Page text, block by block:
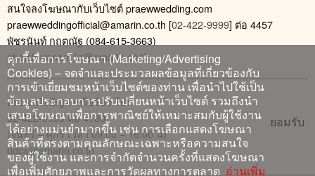
สนใจลงโฆษณากับเว็บไซต์ praewwedding.com
praewweddingofficial@amarin.co.th [02-422-9999] ต่อ 4457
พัชรนันท์ กฤตณัฐ (084-615-3663)
phatcharanan_kr@amarin.co.th
ติดต่อแจ้งปัญหาหรือร้องเรียน
02-422-9999 ต่อ 4180
(จันทร์ – ศุกร์ เวลา 09.00 – 18.00 น)
bdcx@amarin.co.th
คุกกี้เพื่อการโฆษณา (Marketing/Advertising
Cookies) – จดจำและประมวลผลข้อมูลที่เกี่ยวข้องกับ
การเข้าเยี่ยมชมหน้าเว็บไซต์ของท่าน เพื่อนำไปใช้เป็น
ข้อมูลประกอบการปรับเปลี่ยนหน้าเว็บไซต์ รวมถึงนำ
เสนอโฆษณาเพื่อการพาณิชย์ให้เหมาะสมกับผู้ใช้งาน
ได้อย่างแม่นยำมากขึ้น เช่น การเลือกแสดงโฆษณา
สินค้าที่ตรงตามคุณลักษณะเฉพาะหรือความสนใจ
ของผู้ใช้งาน และการจำกัดจำนวนครั้งที่แสดงโฆษณา
เพื่อเพิ่มศักยภาพและการวัดผลทางการตลาด อ่านเพิ่ม
ยอมรับ